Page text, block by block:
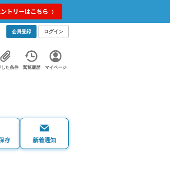
会員登録 ログイン
した条件 閲覧履歴 マイページ
存 新着通知